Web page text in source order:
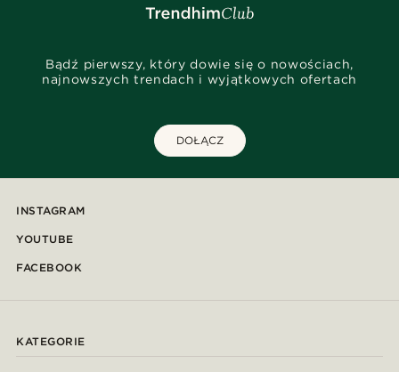
Bądź pierwszy, który dowie się o nowościach,
najnowszych trendach i wyjątkowych ofertach
DOŁĄCZ
INSTAGRAM
YOUTUBE
FACEBOOK
KATEGORIE